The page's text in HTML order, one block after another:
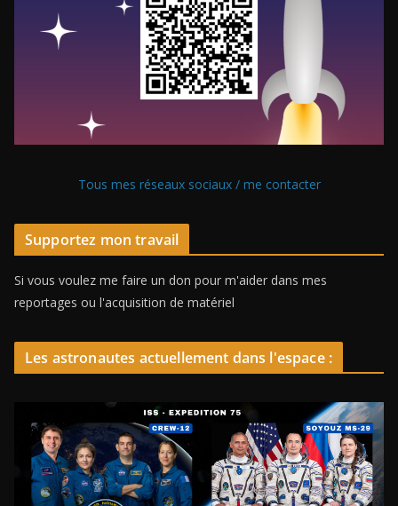
Tous mes réseaux sociaux / me contacter
Supportez mon travail
Si vous voulez me faire un don pour m'aider dans mes
reportages ou l'acquisition de matériel
Les astronautes actuellement dans l'espace :